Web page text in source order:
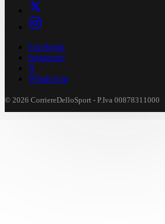
Facebook
Instagram
X
WhatsApp
© 2026 CorriereDelloSport - P.Iva 00878311000